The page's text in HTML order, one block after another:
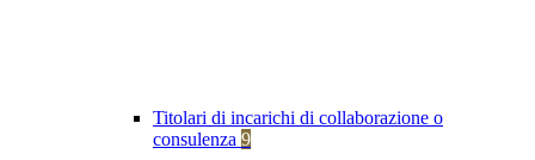
Titolari di incarichi di collaborazione o
consulenza 9